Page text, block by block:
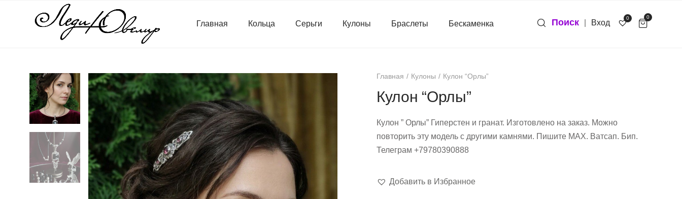
Главная Кольца Серьги Кулоны Браслеты Бескаменка Поиск Вход
0 0
Главная Кулоны Кулон “Орлы”
Кулон “Орлы”
Кулон ” Орлы” Гиперстен и гранат. Изготовлено на заказ. Можно
повторить эту модель с другими камнями. Пишите МАХ. Ватсап. Бип.
Телеграм +79780390888
Добавить в Избранное